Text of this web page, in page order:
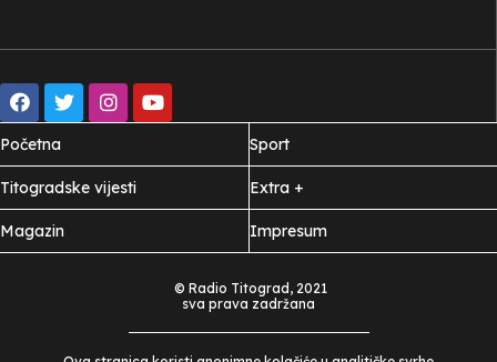
Početna
Titogradske vijesti
Magazin
Sport
Extra +
Impresum
© Radio Titograd, 2021
sva prava zadržana